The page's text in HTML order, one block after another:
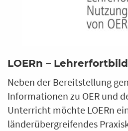
LOERn –
Neben der Bereitstellung
Informationen zu OER und
Unterricht möchte LOERn
länderübergreifendes